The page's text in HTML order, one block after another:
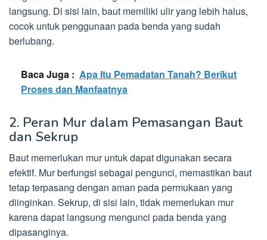
langsung. Di sisi lain, baut memiliki ulir yang lebih halus,
cocok untuk penggunaan pada benda yang sudah
berlubang.
Baca Juga : Apa Itu Pemadatan Tanah? Berikut
Proses dan Manfaatnya
2. Peran Mur dalam Pemasangan Baut
dan Sekrup
Baut memerlukan mur untuk dapat digunakan secara
efektif. Mur berfungsi sebagai pengunci, memastikan baut
tetap terpasang dengan aman pada permukaan yang
diinginkan. Sekrup, di sisi lain, tidak memerlukan mur
karena dapat langsung mengunci pada benda yang
dipasanginya.